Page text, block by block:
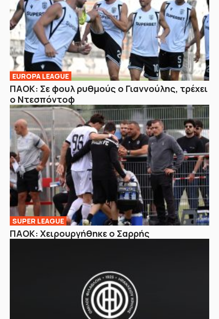
EUROPA LEAGUE
ΠΑΟΚ: Σε φουλ ρυθμούς ο Γιαννούλης, τρέχει
ο Ντεσπόντοφ
SUPER LEAGUE
ΠΑΟΚ: Χειρουργήθηκε ο Σαρρής